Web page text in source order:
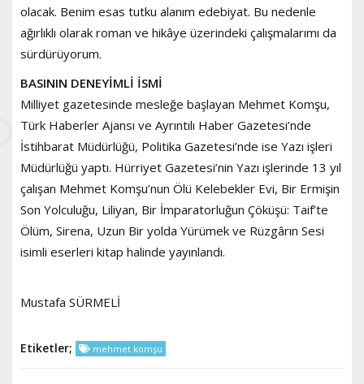
olacak. Benim esas tutku alanım edebiyat. Bu nedenle
ağırlıklı olarak roman ve hikâye üzerindeki çalışmalarımı da
sürdürüyorum.
BASININ DENEYİMLİ İSMİ
Milliyet gazetesinde mesleğe başlayan Mehmet Komşu,
Türk Haberler Ajansı ve Ayrıntılı Haber Gazetesi’nde
İstihbarat Müdürlüğü, Politika Gazetesi’nde ise Yazı işleri
Müdürlüğü yaptı. Hürriyet Gazetesi’nin Yazı işlerinde 13 yıl
çalışan Mehmet Komşu’nun Ölü Kelebekler Evi, Bir Ermişin
Son Yolculuğu, Liliyan, Bir İmparatorluğun Çöküşü: Taif’te
Ölüm, Sirena, Uzun Bir yolda Yürümek ve Rüzgârın Sesi
isimli eserleri kitap halinde yayınlandı.
Mustafa SÜRMELİ
Etiketler; mehmet komşu